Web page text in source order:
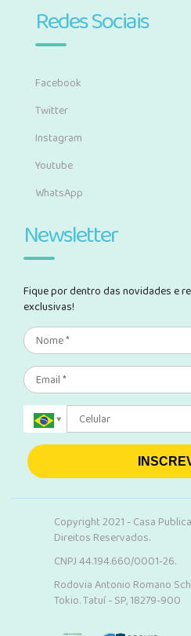
Redes Sociais
Facebook
Twitter
Instagram
Youtube
WhatsApp
Newsletter
Fique por dentro das novidades e
exclusivas!
Copyright 2021 - Casa
Direitos Reservados.
CNPJ 44.194.660/0001-26.
Rodovia Antonio Romano
Tokio. Tatuí - SP, 18279-900